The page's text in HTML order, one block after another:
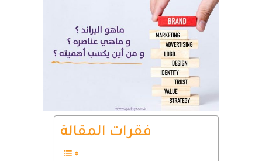
فقرات المقالة